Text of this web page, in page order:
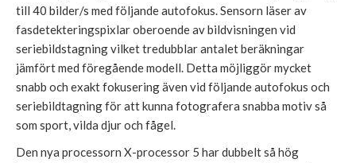
till 40 bilder/s med följande autofokus. Sensorn läser av
fasdetekteringspixlar oberoende av bildvisningen vid
seriebildstagning vilket tredubblar antalet beräkningar
jämfört med föregående modell. Detta möjliggör mycket
snabb och exakt fokusering även vid följande autofokus och
seriebildtagning för att kunna fotografera snabba motiv så
som sport, vilda djur och fågel.
Den nya processorn X-processor 5 har dubbelt så hög